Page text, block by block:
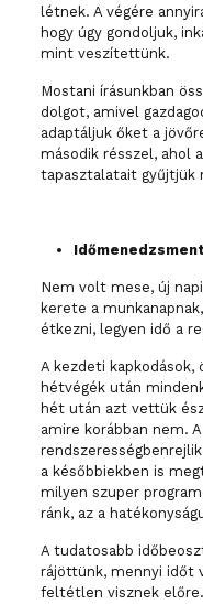
létnek. A végére
hogy úgy gondoljuk,
mint veszítettünk.
Mostani írásunkban
dolgot, amivel
adaptáljuk őket a
második résszel, ahol
tapasztalatait gyűjtjük
Nem volt mese, új
kerete a
étkezni, legyen idő a
A kezdeti
hétvégék után
hét után azt vettük
amire korábban nem.
a későbbiekben is
milyen szuper
ránk, az a
A tudatosabb
rájöttünk, mennyi időt
feltétlen visznek